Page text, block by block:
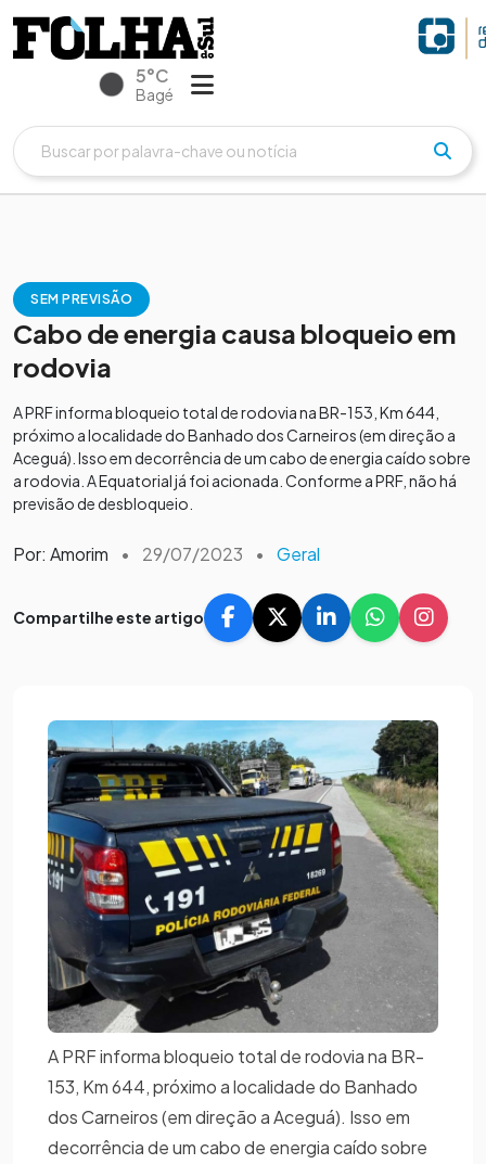
5°C
Bagé
SEM PREVISÃO
Cabo de energia causa bloqueio em
rodovia
A PRF informa bloqueio total de rodovia na BR-153, Km 644,
próximo a localidade do Banhado dos Carneiros (em direção a
Aceguá). Isso em decorrência de um cabo de energia caído sobre
a rodovia. A Equatorial já foi acionada. Conforme a PRF, não há
previsão de desbloqueio.
Por: Amorim • 29/07/2023 • Geral
Compartilhe este artigo
A PRF informa bloqueio total de rodovia na BR-
153, Km 644, próximo a localidade do Banhado
dos Carneiros (em direção a Aceguá). Isso em
decorrência de um cabo de energia caído sobre